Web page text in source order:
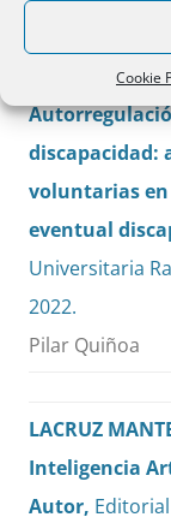
Cookie
MARTÍNEZ
discapacidad:
voluntarias
eventual
Universitaria
2022.
Pilar Quiñoa
LACRUZ
Inteligencia
Autor,